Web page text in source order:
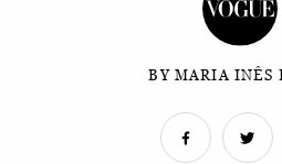
BY MARIA INÊS